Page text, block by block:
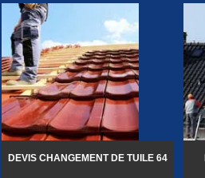
DEVIS CHANGEMENT DE TUILE 64